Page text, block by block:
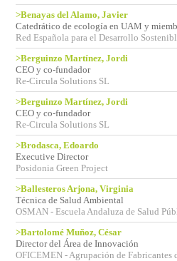
>Benayas del Alamo, Javier
Catedrático de ecología en UAM y
Red Española para el Desarrollo
>Berguinzo Martínez, Jordi
CEO y co-fundador
Re-Circula Solutions SL
>Berguinzo Martínez, Jordi
CEO y co-fundador
Re-Circula Solutions SL
>Brodasca, Edoardo
Executive Director
Posidonia Green Project
>Ballesteros Arjona, Virginia
Técnica de Salud Ambiental
OSMAN - Escuela Andaluza de Salud
>Bartolomé Muñoz, César
Director del Área de Innovación
OFICEMEN - Agrupación de Fabricantes